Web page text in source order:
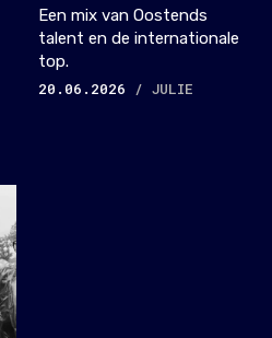
Een mix van Oostends
talent en de internationale
top.
20.06.2026
/ JULIE